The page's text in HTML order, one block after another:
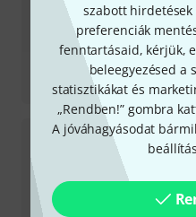
szabott hirdetések
preferenciák
fenntartásaid, kérjük,
beleegyezésed a
statisztikákat és
„Rendben!” gombra
A jóváhagyásodat
Tesztbeszámoló
Oxygen Pro 49